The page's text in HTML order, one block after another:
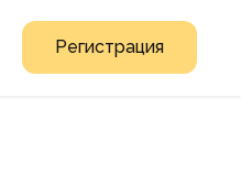
Регистрация